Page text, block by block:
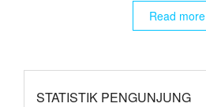
Read more
STATISTIK PENGUNJUNG